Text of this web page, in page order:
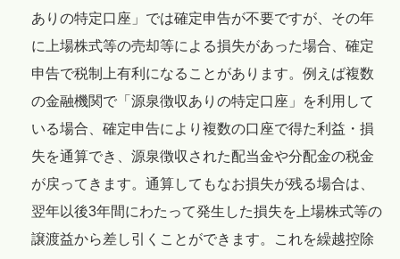
ありの特定口座」では確定申告が不要ですが、その年
に上場株式等の売却等による損失があった場合、確定
申告で税制上有利になることがあります。例えば複数
の金融機関で「源泉徴収ありの特定口座」を利用して
いる場合、確定申告により複数の口座で得た利益・損
失を通算でき、源泉徴収された配当金や分配金の税金
が戻ってきます。通算してもなお損失が残る場合は、
翌年以後3年間にわたって発生した損失を上場株式等の
譲渡益から差し引くことができます。これを繰越控除